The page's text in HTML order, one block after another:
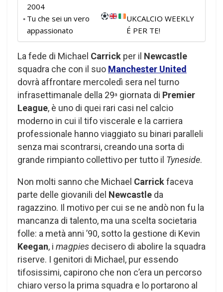
2004
Tu che sei un vero
appassionato
UKCALCIO WEEKLY
É PER TE!
La fede di Michael Carrick per il Newcastle
squadra che con il suo Manchester United
dovrà affrontare mercoledì sera nel turno
infrasettimanale della 29a giornata di Premier
League, è uno di quei rari casi nel calcio
moderno in cui il tifo viscerale e la carriera
professionale hanno viaggiato su binari paralleli
senza mai scontrarsi, creando una sorta di
grande rimpianto collettivo per tutto il Tyneside.
Non molti sanno che Michael Carrickfaceva
parte delle giovanili del Newcastle da
ragazzino. Il motivo per cui se ne andò non fu la
mancanza di talento, ma una scelta societaria
folle: a metà anni ’90, sotto la gestione di Kevin
Keegan, i magpies decisero di abolire la squadra
riserve. I genitori di Michael, pur essendo
tifosissimi, capirono che non c’era un percorso
chiaro verso la prima squadra e lo portarono al